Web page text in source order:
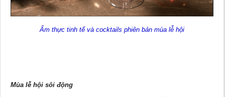
Ẩm thực tinh tế và cocktails phiên bản mùa lễ hội
Mùa lễ hội sôi động